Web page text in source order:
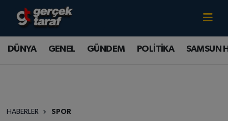
DÜNYA GENEL GÜNDEM POLİTİKA SAMSUN
HABERLER SPOR
Canlı TV İzle
DÜNYA
POLİTİKA
Samsun Nöbetçi Eczaneler
Samsun Trafik Yoğunluk Haritası